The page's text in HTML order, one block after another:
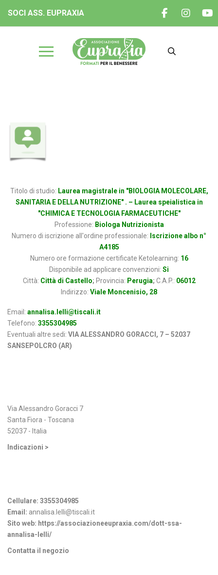
SOCI ASS. EUPRAXIA
Titolo di studio: Laurea magistrale in "BIOLOGIA MOLECOLARE,
SANITARIA E DELLA NUTRIZIONE" . – Laurea speialistica in
"CHIMICA E TECNOLOGIA FARMACEUTICHE"
Professione: Biologa Nutrizionista
Numero di iscrizione all'ordine professionale: Iscrizione albo n°
A4185
Numero ore formazione certificate Ketolearning: 16
Disponibile ad applicare convenzioni: Si
Città: Città di Castello; Provincia: Perugia; C.A.P.: 06012
Indirizzo: Viale Moncenisio, 28
Email: annalisa.lelli@tiscali.it
Telefono: 3355304985
Eventuali altre sedi: VIA ALESSANDRO GORACCI, 7 – 52037
SANSEPOLCRO (AR)
Via Alessandro Goracci 7
Santa Fiora - Toscana
52037 - Italia
Indicazioni >
Cellulare: 3355304985
Email: annalisa.lelli@tiscali.it
Sito web: https://associazioneeupraxia.com/dott-ssa-
annalisa-lelli/
Contatta il negozio